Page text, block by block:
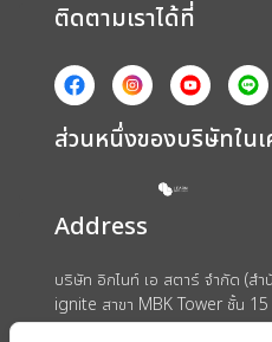
ติดตามเราได้ที่
ส่วนหนึ่งของบริษัทในเ
Address
บริษัท อิกไนท์ เอ สตาร์ จำกัด (ส
ignite สาขา MBK Tower ชั้น 15
ถนนพญาไท แขวงวังใหม่ เขตปทุ